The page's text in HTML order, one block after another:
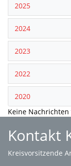
2025
2024
2023
2022
2020
Keine
Kontakt
Kreisvorsitzende